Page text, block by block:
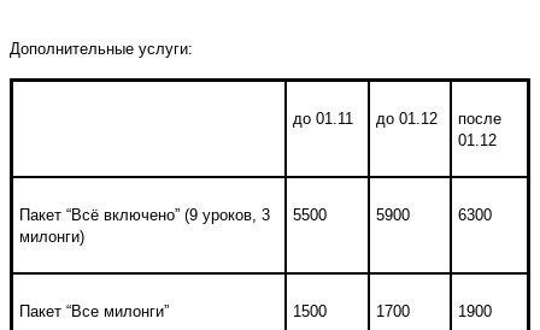
Дополнительные услуги:
до 01.11 до 01.12
после
01.12
Пакет “Всё включено” (9 уроков, 3
милонги)
5500 5900 6300
Пакет “Все милонги” 1500 1700 1900